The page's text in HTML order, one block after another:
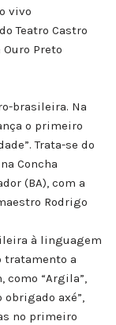
vivo
Teatro Castro
Preto
brasileira. Na
o primeiro
Trata-se do
Concha
(BA), com a
Rodrigo
à linguagem
tratamento a
como “Argila”,
obrigado axé”,
no primeiro